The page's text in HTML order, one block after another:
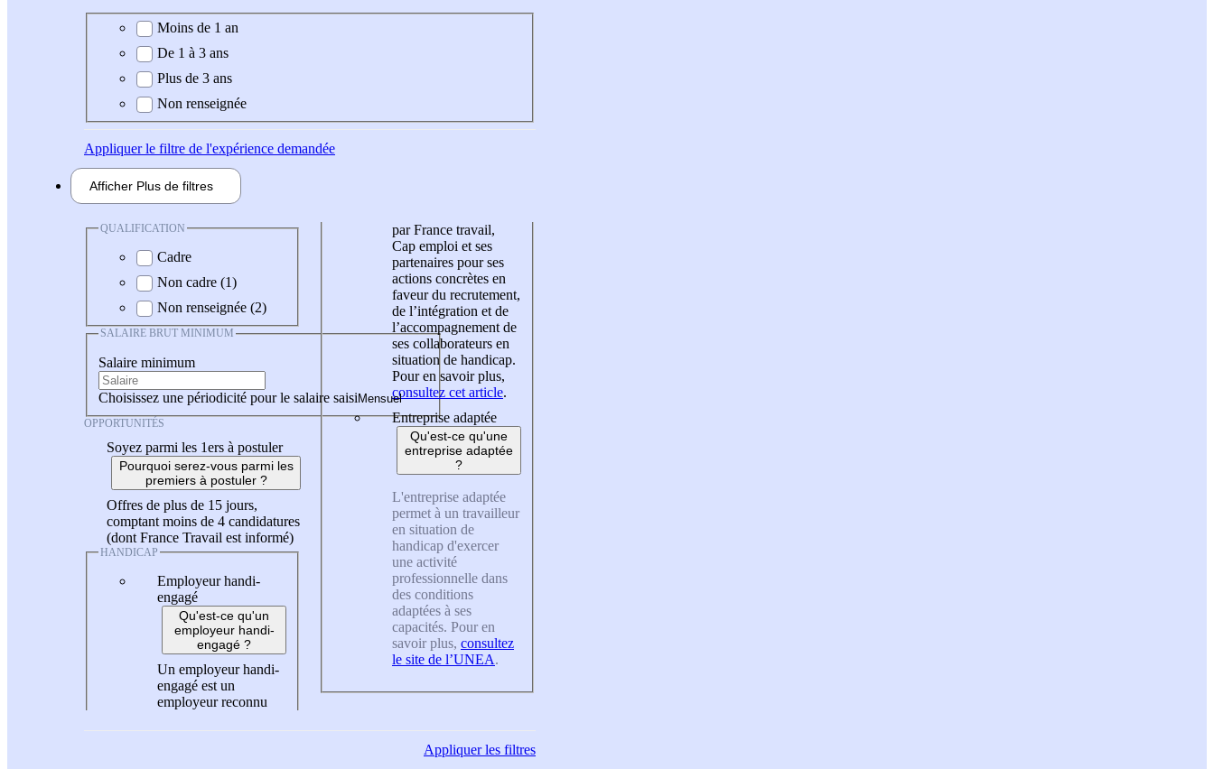
Expérience demandée
Moins de 1 an
De 1 à 3 ans
Plus de 3 ans
Non renseignée
Appliquerle filtre de l'expérience demandée
Afficher Plus de filtres
QUALIFICATION
Cadre
Non cadre (1)
Non renseignée (2)
SALAIRE BRUT MINIMUM
Salaire minimum
Choisissez une périodicité pour le salaire saisi
OPPORTUNITÉS
Soyez parmi les 1ers à postuler
Pourquoi serez-vous parmi les
premiers à postuler ?
Offres de plus de 15 jours,
comptant moins de 4 candidatures
(dont France Travail est informé)
HANDICAP
Employeur handi-
engagé
Qu'est-ce qu'un
employeur handi-
engagé ?
Un employeur handi-
engagé est un
employeur reconnu
par France travail,
Cap emploi et ses
partenaires pour ses
actions concrètes en
faveur du recrutement,
de l’intégration et de
l’accompagnement de
ses collaborateurs en
situation de handicap.
Pour en savoir plus,
consultez cet article.
Entreprise adaptée
Qu'est-ce qu'une
entreprise adaptée
?
L'entreprise adaptée
permet à un travailleur
en situation de
handicap d'exercer
une activité
professionnelle dans
des conditions
adaptées à ses
capacités. Pour en
savoir plus, consultez
le site de l’UNEA.
Appliquerles filtres